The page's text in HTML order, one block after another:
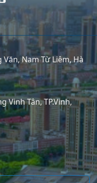
Nam Từ Liêm, Hà
Vinh Tân, TP.Vinh,